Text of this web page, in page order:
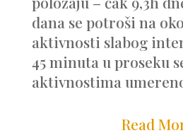
dana se potroši na
aktivnosti slabog
45 minuta u proseku
aktivnostima
Read